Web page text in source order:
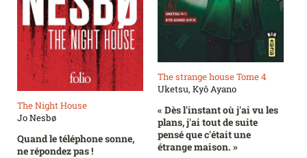
The Night House
Jo Nesbø
Quand le téléphone sonne,
ne répondez pas !
The strange house Tome 4
Uketsu, Kyô Ayano
« Dès l'instant où j'ai vu les
plans, j'ai tout de suite
pensé que c'était une
étrange maison. »